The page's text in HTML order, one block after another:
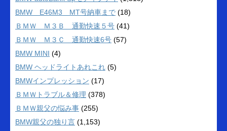
BMW E46M3 MT号納車まで (18)
ＢＭＷ Ｍ３Ｂ 通勤快速５号 (41)
ＢＭＷ Ｍ３Ｃ 通勤快速6号 (57)
BMW MINI (4)
BMW ヘッドライトあれこれ (5)
BMWインプレッション (17)
ＢＭＷトラブル＆修理 (378)
ＢＭＷ親父の悩み事 (255)
BMW親父の独り言 (1,153)